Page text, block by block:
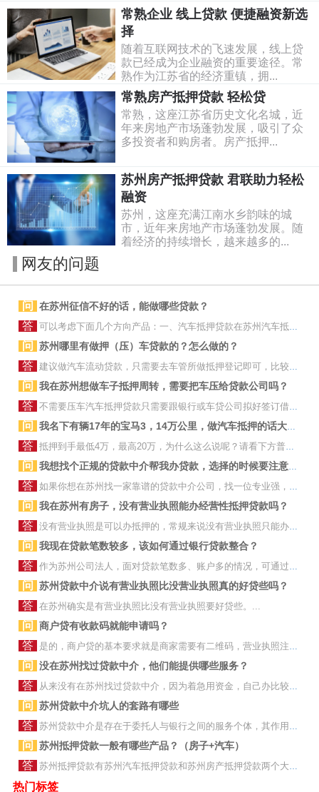
常熟企业 线上贷款 便捷融资新选
择
随着互联网技术的飞速发展，线上贷
款已经成为企业融资的重要途径。常
熟作为江苏省的经济重镇，拥...
常熟房产抵押贷款 轻松贷
常熟，这座江苏省历史文化名城，近
年来房地产市场蓬勃发展，吸引了众
多投资者和购房者。房产抵押...
苏州房产抵押贷款 君联助力轻松
融资
苏州，这座充满江南水乡韵味的城
市，近年来房地产市场蓬勃发展。随
着经济的持续增长，越来越多的...
网友的问题
问 在苏州征信不好的话，能做哪些贷款？
答 可以考虑下面几个方向产品：一、汽车抵押贷款在苏州汽车抵押贷款对于征信是非常宽松的，本质上就是以车作为抵押担保物，向银行和...
问 苏州哪里有做押（压）车贷款的？怎么做的？
答 建议做汽车流动贷款，只需要去车管所做抵押登记即可，比较灵活！但是如果征信非常差，做不了汽车流动贷款，再选择押车贷款，押车...
问 我在苏州想做车子抵押周转，需要把车压给贷款公司吗？
答 不需要压车汽车抵押贷款只需要跟银行或车贷公司拟好签订借款合同，到当地车管所做一个抵押登记即可，车还是由原车主正常使用，不...
问 我名下有辆17年的宝马3，14万公里，做汽车抵押的话大概能贷多少？
答 抵押到手最低4万，最高20万，为什么这么说呢？请看下方普通苏州汽车抵押产品能贷4万多，通过BBAPT（品牌增额宝产品）汽...
问 我想找个正规的贷款中介帮我办贷款，选择的时候要注意哪些问题？
答 如果你想在苏州找一家靠谱的贷款中介公司，找一位专业强，办事效率高的贷款顾问，选择的时候要注意以下几个问题：特别是新手，看...
问 我在苏州有房子，没有营业执照能办经营性抵押贷款吗？
答 没有营业执照是可以办抵押的，常规来说没有营业执照只能办消费型抵押贷款，但是这种消费型的抵押年化相对较高，且年限较短！详情...
问 我现在贷款笔数较多，该如何通过银行贷款整合？
答 作为苏州公司法人，面对贷款笔数多、账户多的情况，可通过银行低息贷款产品进行债务整合。首先，梳理现有债务，列出所有贷款信息...
问 苏州贷款中介说有营业执照比没营业执照真的好贷些吗？
答 在苏州确实是有营业执照比没有营业执照要好贷些。...
问 商户贷有收款码就能申请吗？
答 是的，商户贷的基本要求就是商家需要有二维码，营业执照注册时间满1年以上，征信一般良好即可。接受苏州大小市所有真实经营的商...
问 没在苏州找过贷款中介，他们能提供哪些服务？
答 从来没有在苏州找过贷款中介，因为着急用资金，自己办比较麻烦，现在想找个苏州贷款中介帮忙处理下，想快点放款，请问那些苏州贷...
问 苏州贷款中介坑人的套路有哪些
答 苏州贷款中介是存在于委托人与银行之间的服务个体，其作用是为客户节省融资时间和降低融资成本，比如说常规需要15天的放款时间...
问 苏州抵押贷款一般有哪些产品？（房子+汽车）
答 苏州抵押贷款有苏州汽车抵押贷款和苏州房产抵押贷款两个大类 苏州汽车抵押贷款主要产品有： 苏州汽车抵押贷款产品有：工商...
热门标签